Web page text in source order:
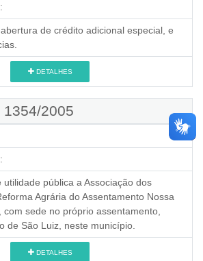
de crédito adicional especial, e
DETALHES
2005
utilidade pública a Associação dos
Agrária do Assentamento Nossa
com sede no próprio assentamento,
de São Luiz, neste município.
DETALHES